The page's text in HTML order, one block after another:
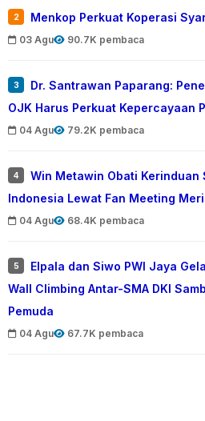
2 Menkop Perkuat Koperasi
03 Agu 90.7K pembaca
3
Dr. Santrawan Paparang:
OJK Harus Perkuat Kepercayaan
04 Agu 79.2K pembaca
4
Win Metawin Obati Kerinduan
Indonesia Lewat Fan Meeting
04 Agu 68.4K pembaca
5
Elpala dan Siwo PWI Jaya
Wall Climbing Antar-SMA DKI
Pemuda
04 Agu 67.7K pembaca